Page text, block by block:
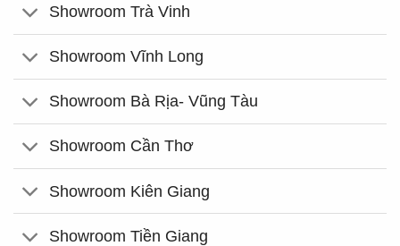
Showroom Trà Vinh
Showroom Vĩnh Long
Showroom Bà Rịa- Vũng Tàu
Showroom Cần Thơ
Showroom Kiên Giang
Showroom Tiền Giang